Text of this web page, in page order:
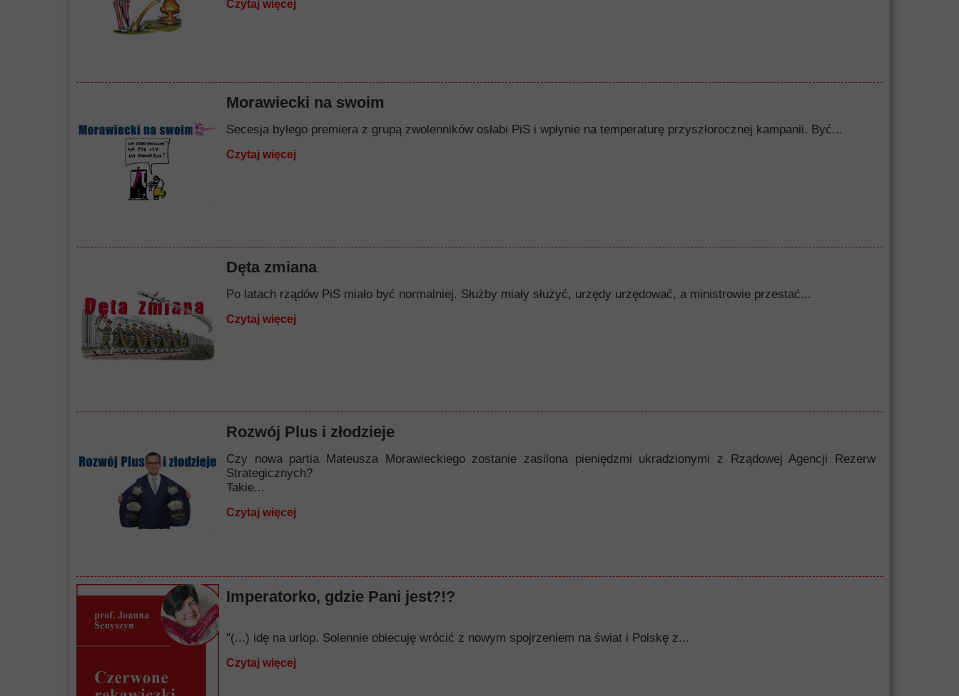
Czytaj więcej
Morawiecki na swoim
Secesja byłego premiera z grupą zwolenników osłabi PiS i wpłynie na temperaturę przyszłorocznej kampanii. Być...
Czytaj więcej
Dęta zmiana
Po latach rządów PiS miało być normalniej. Służby miały służyć, urzędy urzędować, a ministrowie przestać...
Czytaj więcej
Rozwój Plus i złodzieje
Czy nowa partia Mateusza Morawieckiego zostanie zasilona pieniędzmi ukradzionymi z Rządowej Agencji Rezerw
Strategicznych?
Takie...
Czytaj więcej
Imperatorko, gdzie Pani jest?!?
"(...) idę na urlop. Solennie obiecuję wrócić z nowym spojrzeniem na świat i Polskę z...
Czytaj więcej